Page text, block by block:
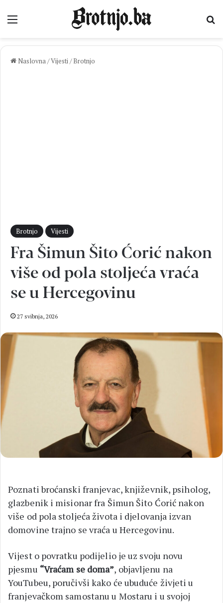
Izbornik
Naslovna/Vijesti/ Brotnjo
Brotnjo Vijesti
Fra Šimun Šito Ćorić nakon
više od pola stoljeća vraća
se u Hercegovinu
27 svibnja, 2026
Poznati broćanski franjevac, književnik, psiholog,
glazbenik i misionar fra Šimun Šito Ćorić nakon
više od pola stoljeća života i djelovanja izvan
domovine trajno se vraća u Hercegovinu.
Vijest o povratku podijelio je uz svoju novu
pjesmu “Vraćam se doma”, objavljenu na
YouTubeu, poručivši kako će ubuduće živjeti u
franjevačkom samostanu u Mostaru i u svojoj